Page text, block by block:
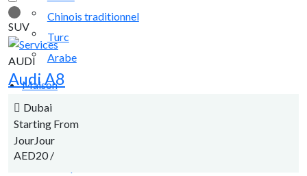
Chinois traditionnel
Turc
Arabe
Maison
À propos de nous
Services
Transferts aéroport
Services corporatifs
SUV
AUDI
Audi A8
Dubai
Starting From
JourJour
AED20/